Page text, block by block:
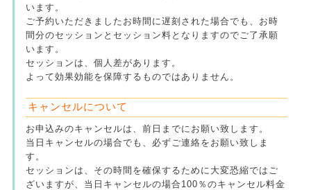
います。
ご予約いただきましたお時間に遅刻された場合でも、お時
間分のセッションとセッション料となりますのでご了承願
います。
セッションは、個人差があります。
よって効果効能を保障するものではありません。
キャンセルについて
お申込みのキャンセルは、前日までにお願い致します。
当日キャンセルの場合でも、必ずご連絡をお願い致しま
す。
セッションは、その時間を確保するために大変恐縮ではご
ざいますが、当日キャンセルの場合100％のキャンセル料金